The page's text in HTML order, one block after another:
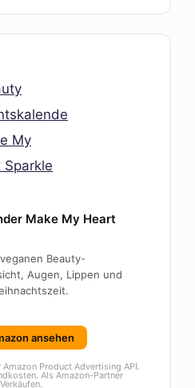
Make My Heart
Beauty-
Augen, Lippen und
ansehen
Product Advertising API.
Als Amazon-Partner